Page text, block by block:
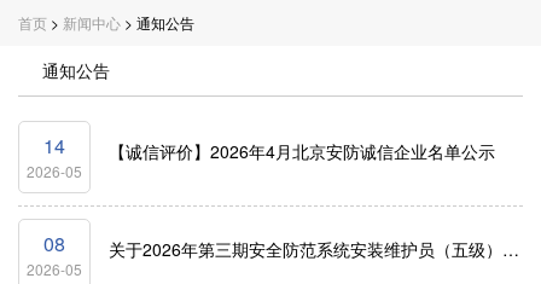
首页 > 新闻中心 > 通知公告
通知公告
14
2026-05
【诚信评价】2026年4月北京安防诚信企业名单公示
08
2026-05
关于2026年第三期安全防范系统安装维护员（五级）职业技能等级认定考试成绩的公示